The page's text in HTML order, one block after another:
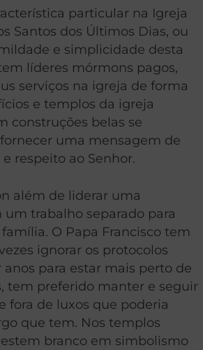
particular na Igreja
Santos dos Últimos Dias, ou
e simplicidade desta
líderes mórmons pagos,
serviços na igreja de forma
e templos da igreja
construções belas se
uma mensagem de
respeito ao Senhor.
além de liderar uma
trabalho separado para
O Papa Francisco tem
ignorar os protocolos
para estar mais perto de
tem preferido manter e seguir
fora de luxos que poderia
que tem. Nos templos
branco em simbolismo